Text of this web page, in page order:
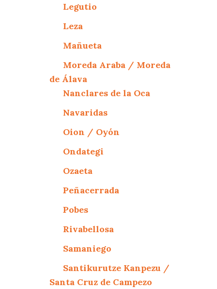
Legutio
Leza
Mañueta
Moreda Araba / Moreda
de Álava
Nanclares de la Oca
Navaridas
Oion / Oyón
Ondategi
Ozaeta
Peñacerrada
Pobes
Rivabellosa
Samaniego
Santikurutze Kanpezu /
Santa Cruz de Campezo